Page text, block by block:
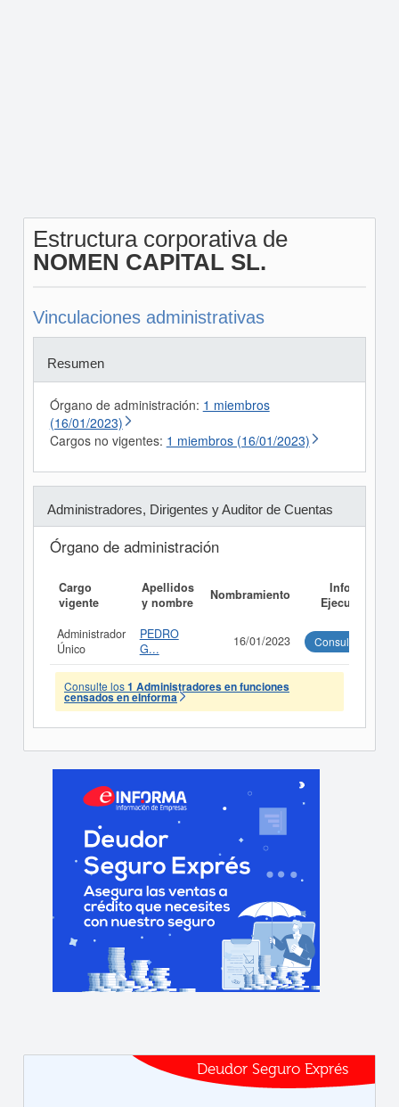
Estructura corporativa de
NOMEN CAPITAL SL.
Vinculaciones administrativas
Resumen
Órgano de administración: 1 miembros
(16/01/2023)
Cargos no vigentes: 1 miembros (16/01/2023)
Administradores, Dirigentes y Auditor de Cuentas
Órgano de administración
Cargo
vigente
Apellidos
y nombre
Nombramiento
Informe
Ejecutivo
Administrador
Único
PEDRO
G...
16/01/2023 Consultar
Consulte los1 Administradores en funciones
censados en eInforma
Deudor Seguro Exprés